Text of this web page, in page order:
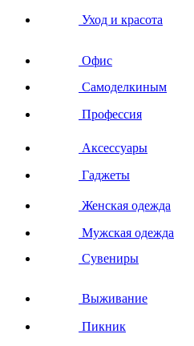
Уход и красота
Офис
Самоделкиным
Профессия
Аксессуары
Гаджеты
Женская одежда
Мужская одежда
Сувениры
Выживание
Пикник